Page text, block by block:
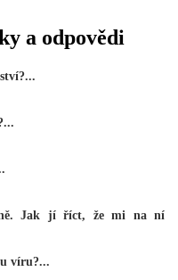
a odpovědi
Jak jí říct, že mi na ní
víru?...